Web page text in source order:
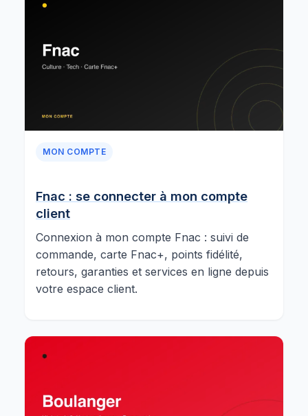
MON COMPTE
Fnac : se connecter à mon compte
client
Connexion à mon compte Fnac : suivi de
commande, carte Fnac+, points fidélité,
retours, garanties et services en ligne depuis
votre espace client.